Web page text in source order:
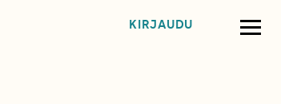
KIRJAUDU